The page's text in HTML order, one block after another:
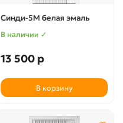
Синди-5М белая эмаль
В наличии ✓
13 500 р
В корзину